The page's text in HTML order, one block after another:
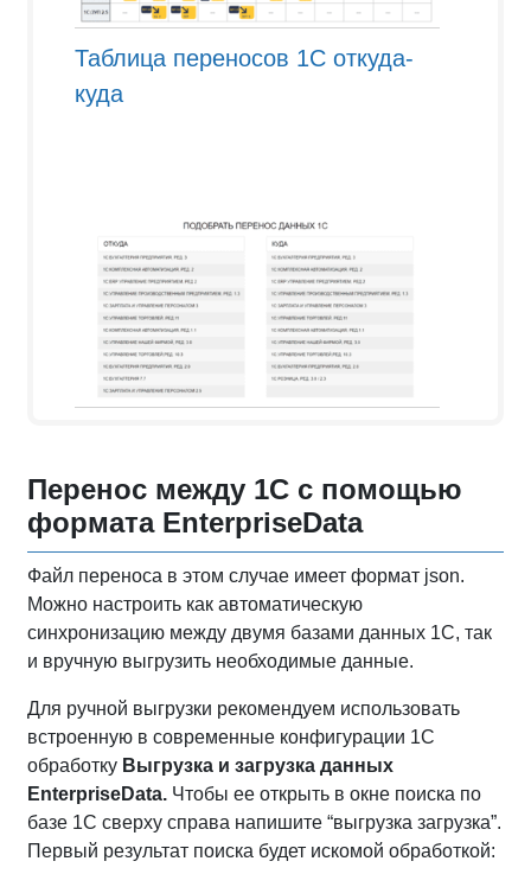
Таблица переносов 1С откуда-
куда
Перенос между 1С с помощью
формата EnterpriseData
Файл переноса в этом случае имеет формат json.
Можно настроить как автоматическую
синхронизацию между двумя базами данных 1С, так
и вручную выгрузить необходимые данные.
Для ручной выгрузки рекомендуем использовать
встроенную в современные конфигурации 1С
обработку Выгрузка и загрузка данных
EnterpriseData. Чтобы ее открыть в окне поиска по
базе 1С сверху справа напишите “выгрузка загрузка”.
Первый результат поиска будет искомой обработкой: